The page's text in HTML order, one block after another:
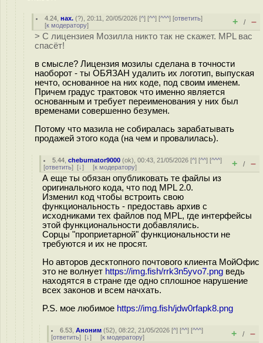
4.24 ,нах. (?), 20:11, 20/05/2026 [^] [^^] [^^^] [ответить]
[к модератору] + / –
> С лицензиея Мозилла никто так не скажет. MPL вас
спасёт!
в смысле? Лицензия мозилы сделана в точности
наоборот - ты ОБЯЗАН удалить их логотип, выпуская
нечто, основанное на них коде, под своим именем.
Причем градус трактовок что именно является
основанным и требует переименования у них был
временами совершенно безумен.
Потому что мазила не собиралась зарабатывать
продажей этого кода (на чем и провалилась).
5.44 ,cheburnator9000 (ok), 00:43, 21/05/2026 [^] [^^] [^^^]
[ответить] [↓] [к модератору] + / –
А еще ты обязан опубликовать те файлы из
оригинального кода, что под MPL 2.0.
Изменил код чтобы встроить свою
функциональность - предоставь архив с
исходниками тех файлов под MPL, где интерфейсы
этой функциональности добавлялись.
Сорцы "проприетарной" функциональности не
требуются и их не просят.
Но авторов десктопного почтового клиента МойОфис
это не волнует https://img.fish/rrk3n5yvo7.png ведь
находятся в стране где одно сплошное нарушение
всех законов и всем начхать.
P.S. мое любимое https://img.fish/jdw0rfapk8.png
6.53 ,Аноним (52), 08:22, 21/05/2026 [^] [^^] [^^^]
[ответить] [↓] [к модератору] + / –